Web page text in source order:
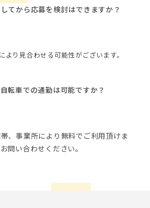
てから応募を検討はできますか？
より見合わせる可能性がございます。
転車での通勤は可能ですか？
、事業所により無料でご利用頂けま
問い合わせください。